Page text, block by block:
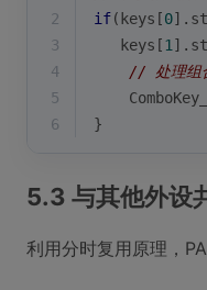
2
if(keys[0
3
   keys[
1
4
// 处理组
5
6
}
5.3 与其他外设
利用分时复用原理，